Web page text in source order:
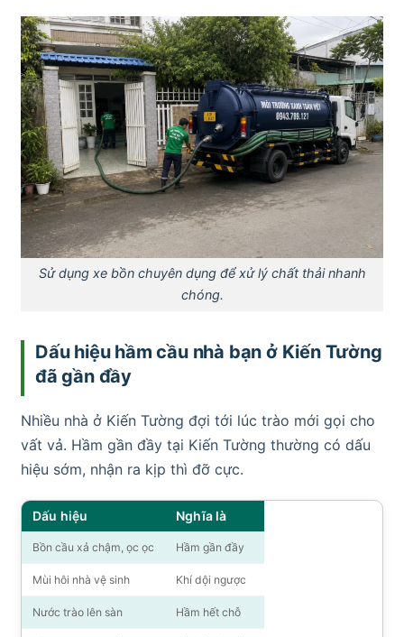
Sử dụng xe bồn chuyên dụng để xử lý chất thải nhanh
chóng.
Dấu hiệu hầm cầu nhà bạn ở Kiến Tường
đã gần đầy
Nhiều nhà ở Kiến Tường đợi tới lúc trào mới gọi cho
vất vả. Hầm gần đầy tại Kiến Tường thường có dấu
hiệu sớm, nhận ra kịp thì đỡ cực.
Dấu hiệu Nghĩa là
Bồn cầu xả chậm, ọc ọc Hầm gần đầy
Mùi hôi nhà vệ sinh Khí dội ngược
Nước trào lên sàn Hầm hết chỗ